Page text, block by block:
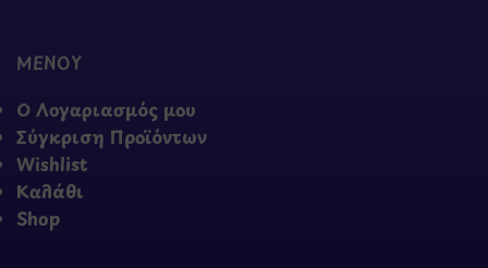
ΜΕΝΟΥ
Ο Λογαριασμός μου
Σύγκριση Προϊόντων
Wishlist
Καλάθι
Shop